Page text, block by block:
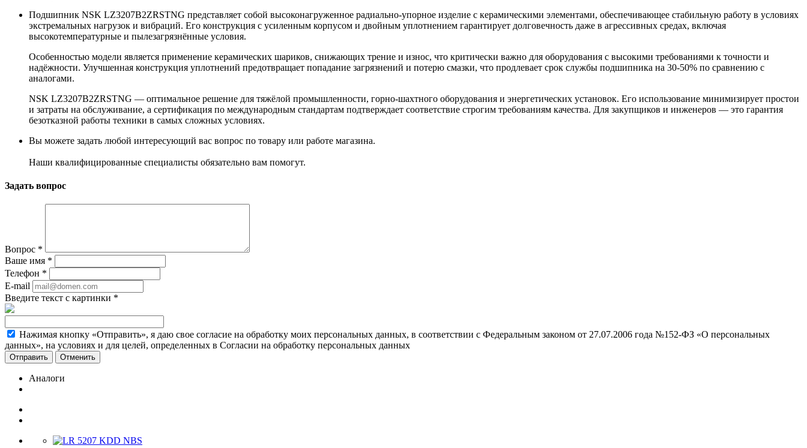
Подшипник NSK LZ3207B2ZRSTNG представляет собой высоконагруженное радиально-упорное изделие с керамическими элементами, обеспечивающее стабильную работу в условиях
экстремальных нагрузок и вибраций. Его конструкция с усиленным корпусом и двойным уплотнением гарантирует долговечность даже в агрессивных средах, включая
высокотемпературные и пылезагрязнённые условия.
Особенностью модели является применение керамических шариков, снижающих трение и износ, что критически важно для оборудования с высокими требованиями к точности и
надёжности. Улучшенная конструкция уплотнений предотвращает попадание загрязнений и потерю смазки, что продлевает срок службы подшипника на 30-50% по сравнению с
аналогами.
NSK LZ3207B2ZRSTNG — оптимальное решение для тяжёлой промышленности, горно-шахтного оборудования и энергетических установок. Его использование минимизирует простои
и затраты на обслуживание, а сертификация по международным стандартам подтверждает соответствие строгим требованиям качества. Для закупщиков и инженеров — это гарантия
безотказной работы техники в самых сложных условиях.
Вы можете задать любой интересующий вас вопрос по товару или работе магазина.
Наши квалифицированные специалисты обязательно вам помогут.
Задать вопрос
Вопрос *
Ваше имя *
Телефон *
E-mail
Введите текст с картинки *
Нажимая кнопку «Отправить», я даю свое согласие на обработку моих персональных данных, в соответствии с Федеральным законом от 27.07.2006 года №152-ФЗ «О персональных
данных», на условиях и для целей, определенных в Согласии на обработку персональных данных
Отменить
Аналоги